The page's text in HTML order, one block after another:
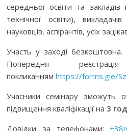
середньої освіти та закладів
технічної освіти),
науковців, аспірантів, усіх
Участь у заході
Попередня
покликанням https://forms.gle/
Учасники семінару зможуть
підвищення кваліфікації на3
Довідки за телефонами: